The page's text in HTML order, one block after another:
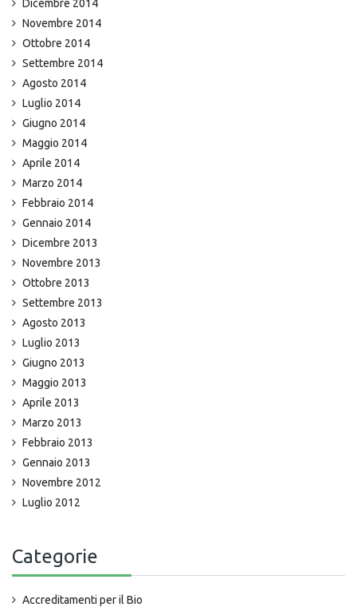
Dicembre 2014
Novembre 2014
Ottobre 2014
Settembre 2014
Agosto 2014
Luglio 2014
Giugno 2014
Maggio 2014
Aprile 2014
Marzo 2014
Febbraio 2014
Gennaio 2014
Dicembre 2013
Novembre 2013
Ottobre 2013
Settembre 2013
Agosto 2013
Luglio 2013
Giugno 2013
Maggio 2013
Aprile 2013
Marzo 2013
Febbraio 2013
Gennaio 2013
Novembre 2012
Luglio 2012
Categorie
Accreditamenti per il Bio